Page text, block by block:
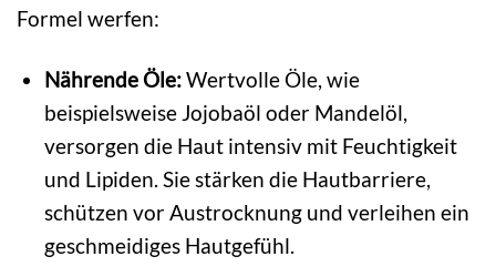
Formel werfen:
Nährende Öle:Wertvolle Öle, wie
beispielsweise Jojobaöl oder Mandelöl,
versorgen die Haut intensiv mit Feuchtigkeit
und Lipiden. Sie stärken die Hautbarriere,
schützen vor Austrocknung und verleihen ein
geschmeidiges Hautgefühl.